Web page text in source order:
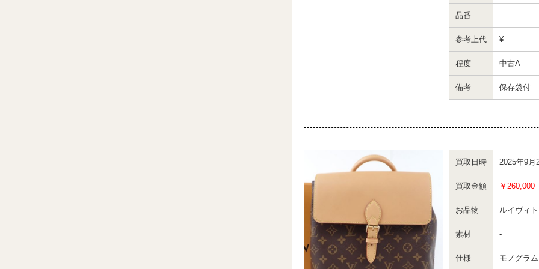
品番
参考上代 ¥
程度 中古A
備考 保存袋付
買取日時 2025年9月
買取金額 ￥260,000
お品物 ルイヴィ
素材 -
仕様 モノグラム